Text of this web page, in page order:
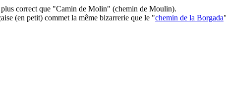
correct que "Camin de Molin" (chemin de Moulin).
(en petit) commet la même bizarrerie que le "chemin de la Borgada